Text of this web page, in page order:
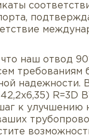
наш отвод
требованиям
надежности.
R=3D
к улучшению